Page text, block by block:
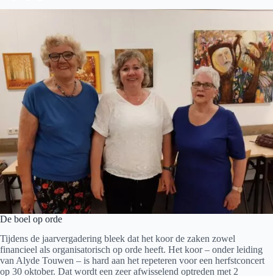
De boel op orde
Tijdens de jaarvergadering bleek dat het koor de zaken zowel
financieel als organisatorisch op orde heeft. Het koor – onder leiding
van Alyde Touwen – is hard aan het repeteren voor een herfstconcert
op 30 oktober. Dat wordt een zeer afwisselend optreden met 2